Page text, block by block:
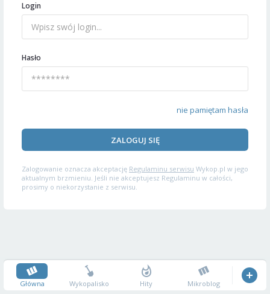
Login
Hasło
nie pamiętam hasła
ZALOGUJ SIĘ
Zalogowanie oznacza akceptację Regulaminu serwisu Wykop.pl w jego
aktualnym brzmieniu. Jeśli nie akceptujesz Regulaminu w całości,
prosimy o niekorzystanie z serwisu.
Główna Wykopalisko Hity Mikroblog